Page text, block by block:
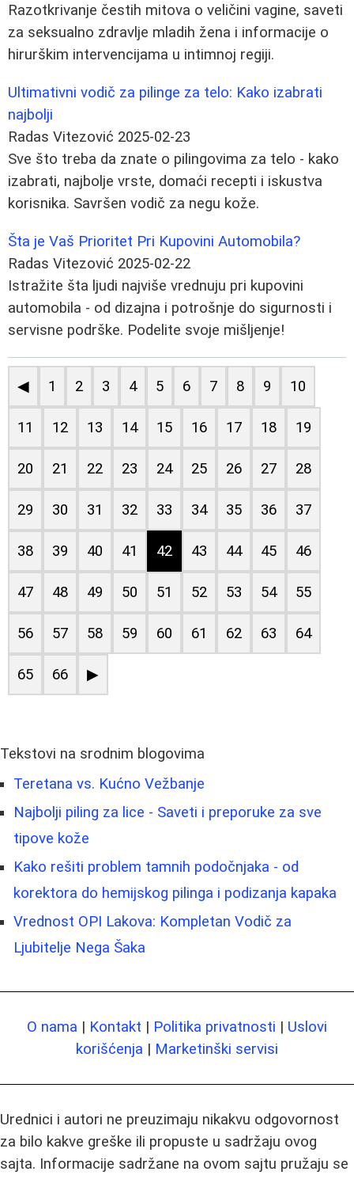
Razotkrivanje čestih mitova o veličini vagine, saveti
za seksualno zdravlje mladih žena i informacije o
hirurškim intervencijama u intimnoj regiji.
Ultimativni vodič za pilinge za telo: Kako izabrati
najbolji
Radas Vitezović 2025-02-23
Sve što treba da znate o pilingovima za telo - kako
izabrati, najbolje vrste, domaći recepti i iskustva
korisnika. Savršen vodič za negu kože.
Šta je Vaš Prioritet Pri Kupovini Automobila?
Radas Vitezović 2025-02-22
Istražite šta ljudi najviše vrednuju pri kupovini
automobila - od dizajna i potrošnje do sigurnosti i
servisne podrške. Podelite svoje mišljenje!
◀ 1 2 3 4 5 6 7 8 9 10
11 12 13 14 15 16 17 18 19
20 21 22 23 24 25 26 27 28
29 30 31 32 33 34 35 36 37
38 39 40 41 42 43 44 45 46
47 48 49 50 51 52 53 54 55
56 57 58 59 60 61 62 63 64
65 66 ▶
Tekstovi na srodnim blogovima
Teretana vs. Kućno Vežbanje
Najbolji piling za lice - Saveti i preporuke za sve
tipove kože
Kako rešiti problem tamnih podočnjaka - od
korektora do hemijskog pilinga i podizanja kapaka
Vrednost OPI Lakova: Kompletan Vodič za
Ljubitelje Nega Šaka
O nama | Kontakt | Politika privatnosti | Uslovi
korišćenja | Marketinški servisi
Urednici i autori ne preuzimaju nikakvu odgovornost
za bilo kakve greške ili propuste u sadržaju ovog
sajta. Informacije sadržane na ovom sajtu pružaju se